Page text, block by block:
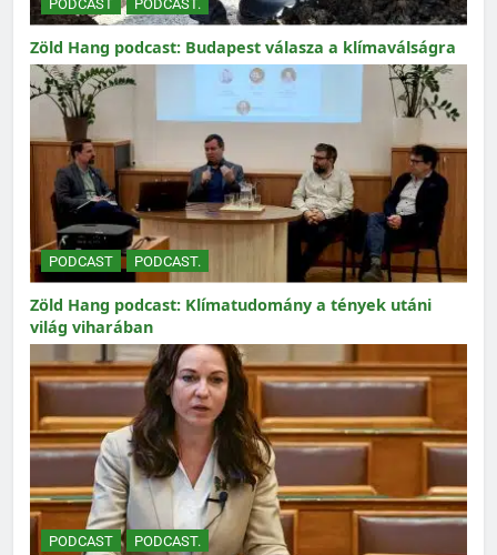
PODCAST PODCAST.
Zöld Hang podcast: Budapest válasza a klímaválságra
PODCAST PODCAST.
Zöld Hang podcast: Klímatudomány a tények utáni
világ viharában
PODCAST PODCAST.